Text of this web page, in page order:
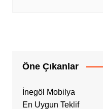
Öne Çıkanlar
İnegöl Mobilya
En Uygun Teklif